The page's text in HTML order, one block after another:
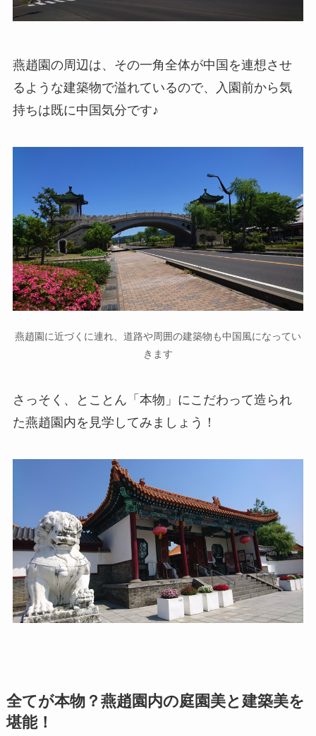
燕趙園の周辺は、その一角全体が中国を連想させ
るような建築物で溢れているので、入園前から気
持ちは既に中国気分です♪
燕趙園に近づくに連れ、道路や周囲の建築物も中国風になってい
きます
さっそく、とことん「本物」にこだわって造られ
た燕趙園内を見学してみましょう！
全てが本物？燕趙園内の庭園美と建築美を
堪能！